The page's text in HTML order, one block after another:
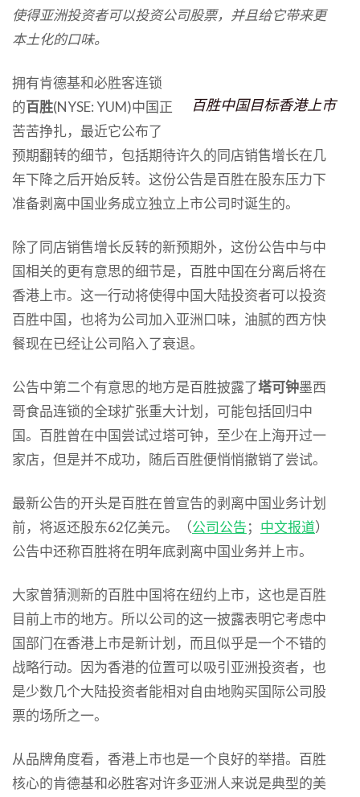
使得亚洲投资者可以投资公司股票，并且给它带来更
本土化的口味。
百胜中国目标香港上市
拥有肯德基和必胜客连锁
的百胜(NYSE: YUM)中国正
苦苦挣扎，最近它公布了
预期翻转的细节，包括期待许久的同店销售增长在几
年下降之后开始反转。这份公告是百胜在股东压力下
准备剥离中国业务成立独立上市公司时诞生的。
除了同店销售增长反转的新预期外，这份公告中与中
国相关的更有意思的细节是，百胜中国在分离后将在
香港上市。这一行动将使得中国大陆投资者可以投资
百胜中国，也将为公司加入亚洲口味，油腻的西方快
餐现在已经让公司陷入了衰退。
公告中第二个有意思的地方是百胜披露了塔可钟墨西
哥食品连锁的全球扩张重大计划，可能包括回归中
国。百胜曾在中国尝试过塔可钟，至少在上海开过一
家店，但是并不成功，随后百胜便悄悄撤销了尝试。
最新公告的开头是百胜在曾宣告的剥离中国业务计划
前，将返还股东62亿美元。（公司公告； 中文报道）
公告中还称百胜将在明年底剥离中国业务并上市。
大家曾猜测新的百胜中国将在纽约上市，这也是百胜
目前上市的地方。所以公司的这一披露表明它考虑中
国部门在香港上市是新计划，而且似乎是一个不错的
战略行动。因为香港的位置可以吸引亚洲投资者，也
是少数几个大陆投资者能相对自由地购买国际公司股
票的场所之一。
从品牌角度看，香港上市也是一个良好的举措。百胜
核心的肯德基和必胜客对许多亚洲人来说是典型的美